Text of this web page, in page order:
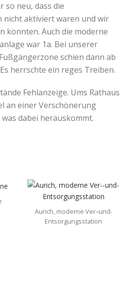
so neu, dass die
nicht aktiviert waren und wir
konnten. Auch die moderne
war 1a. Bei unserer
schien dann ab
herrschte ein reges Treiben.
Fehlanzeige. Ums Rathaus
an einer Verschönerung
dabei herauskommt.
Aurich, moderne Ver–und-
Entsorgungsstation